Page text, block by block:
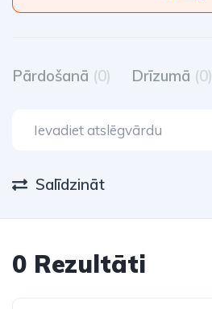
Pārdošanā (0) Drīzumā (0)
Salīdzināt
0 Rezultāti